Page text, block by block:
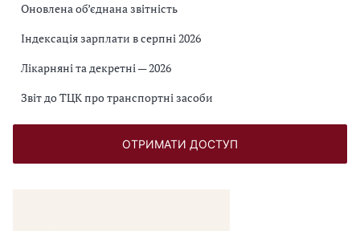
Оновлена об’єднана звітність
Індексація зарплати в серпні 2026
Лікарняні та декретні — 2026
Звіт до ТЦК про транспортні засоби
ОТРИМАТИ ДОСТУП